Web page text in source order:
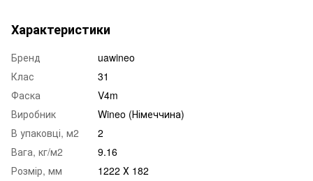
Характеристики
Бренд
uawineo
Клас
31
Фаска
V4m
Виробник
Wineo (Німеччина)
В упаковці, м2
2
Вага, кг/м2
9.16
Розмір, мм
1222 Х 182